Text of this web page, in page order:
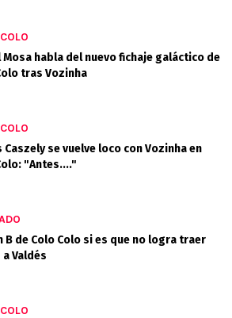
Mosa habla del nuevo fichaje galáctico de
tras Vozinha
Caszely se vuelve loco con Vozinha en
"Antes...."
B de Colo Colo si es que no logra traer
Valdés